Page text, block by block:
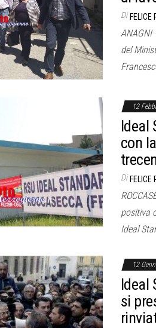
Di FELICE
ANAGNI
del
12
Ideal
con
Di FELICE
positiva
Ideal
12
Ideal
si